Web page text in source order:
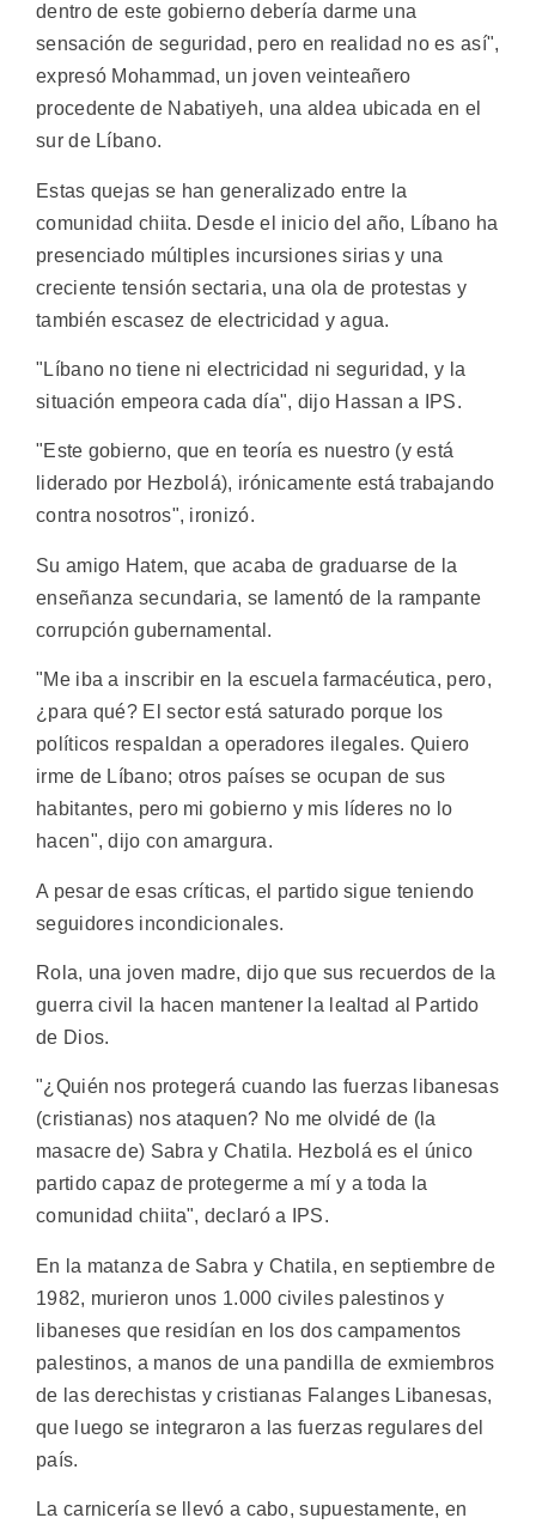
dentro de este gobierno debería darme una
sensación de seguridad, pero en realidad no es así",
expresó Mohammad, un joven veinteañero
procedente de Nabatiyeh, una aldea ubicada en el
sur de Líbano.
Estas quejas se han generalizado entre la
comunidad chiita. Desde el inicio del año, Líbano ha
presenciado múltiples incursiones sirias y una
creciente tensión sectaria, una ola de protestas y
también escasez de electricidad y agua.
"Líbano no tiene ni electricidad ni seguridad, y la
situación empeora cada día", dijo Hassan a IPS.
"Este gobierno, que en teoría es nuestro (y está
liderado por Hezbolá), irónicamente está trabajando
contra nosotros", ironizó.
Su amigo Hatem, que acaba de graduarse de la
enseñanza secundaria, se lamentó de la rampante
corrupción gubernamental.
"Me iba a inscribir en la escuela farmacéutica, pero,
¿para qué? El sector está saturado porque los
políticos respaldan a operadores ilegales. Quiero
irme de Líbano; otros países se ocupan de sus
habitantes, pero mi gobierno y mis líderes no lo
hacen", dijo con amargura.
A pesar de esas críticas, el partido sigue teniendo
seguidores incondicionales.
Rola, una joven madre, dijo que sus recuerdos de la
guerra civil la hacen mantener la lealtad al Partido
de Dios.
"¿Quién nos protegerá cuando las fuerzas libanesas
(cristianas) nos ataquen? No me olvidé de (la
masacre de) Sabra y Chatila. Hezbolá es el único
partido capaz de protegerme a mí y a toda la
comunidad chiita", declaró a IPS.
En la matanza de Sabra y Chatila, en septiembre de
1982, murieron unos 1.000 civiles palestinos y
libaneses que residían en los dos campamentos
palestinos, a manos de una pandilla de exmiembros
de las derechistas y cristianas Falanges Libanesas,
que luego se integraron a las fuerzas regulares del
país.
La carnicería se llevó a cabo, supuestamente, en